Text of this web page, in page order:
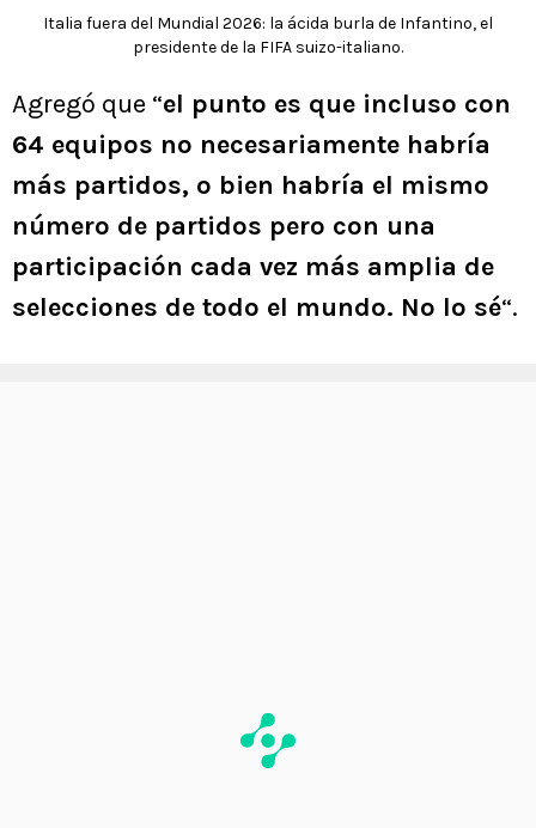
Italia fuera del Mundial 2026: la ácida burla de Infantino, el
presidente de la FIFA suizo-italiano.
Agregó que “el punto es que incluso con
64 equipos no necesariamente habría
más partidos, o bien habría el mismo
número de partidos pero con una
participación cada vez más amplia de
selecciones de todo el mundo. No lo sé“.